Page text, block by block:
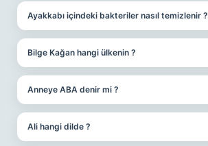
Ayakkabı içindeki bakteriler nasıl temizlenir ?
Bilge Kağan hangi ülkenin ?
Anneye ABA denir mi ?
Ali hangi dilde ?